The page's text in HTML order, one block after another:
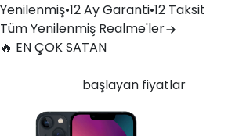
Yenilenmiş•12 Ay Garanti•12 Taksit
Tüm Yenilenmiş Realme'ler
🔥 EN ÇOK SATAN
başlayan fiyatlar